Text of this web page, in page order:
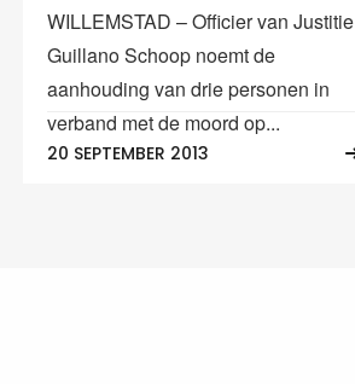
WILLEMSTAD – Officier van Justitie
Guillano Schoop noemt de
aanhouding van drie personen in
verband met de moord op...
20 SEPTEMBER 2013